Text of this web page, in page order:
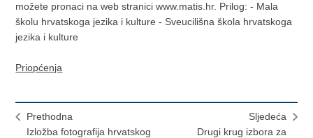
možete pronaci na web stranici www.matis.hr. Prilog: - Mala
školu hrvatskoga jezika i kulture - Sveucilišna škola hrvatskoga
jezika i kulture
Priopćenja
Prethodna
Izložba fotografija hrvatskog
Sljedeća
Drugi krug izbora za